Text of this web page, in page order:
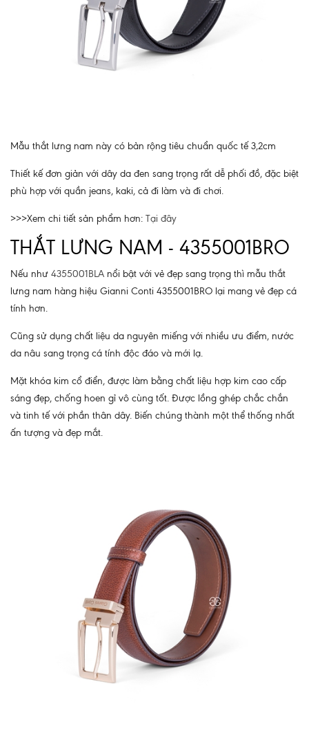
Mẫu thắt lưng nam này có bản rộng tiêu chuẩn quốc tế 3,2cm
Thiết kế đơn giản với dây da đen sang trọng rất dễ phối đồ, đặc biệt
phù hợp với quần jeans, kaki, cả đi làm và đi chơi.
>>>Xem chi tiết sản phẩm hơn: Tại đây
THẮT LƯNG NAM - 4355001BRO
Nếu như 4355001BLA nổi bật với vẻ đẹp sang trọng thì mẫu thắt
lưng nam hàng hiệu Gianni Conti 4355001BRO lại mang vẻ đẹp cá
tính hơn.
Cũng sử dụng chất liệu da nguyên miếng với nhiều ưu điểm, nước
da nâu sang trọng cá tính độc đáo và mới lạ.
Mặt khóa kim cổ điển, được làm bằng chất liệu hợp kim cao cấp
sáng đẹp, chống hoen gỉ vô cùng tốt. Được lồng ghép chắc chắn
và tinh tế với phần thân dây. Biến chúng thành một thể thống nhất
ấn tượng và đẹp mắt.